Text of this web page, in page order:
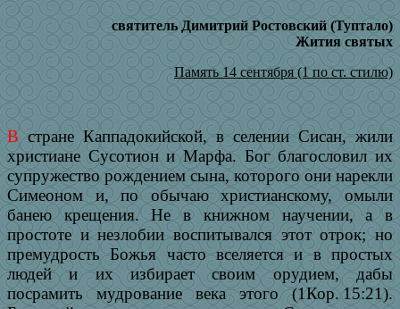
святитель Димитрий Ростовский (Туптало)
Жития святых
Память 14 сентября (1 по ст. стилю)
В стране Каппадокийской, в селении Сисан, жили
христиане Сусотион и Марфа. Бог благословил их
супружество рождением сына, которого они нарекли
Симеоном и, по обычаю христианскому, омыли
банею крещения. Не в книжном научении, а в
простоте и незлобии воспитывался этот отрок; но
премудрость Божья часто вселяется и в простых
людей и их избирает своим орудием, дабы
посрамить мудрование века этого (1Кор. 15:21).